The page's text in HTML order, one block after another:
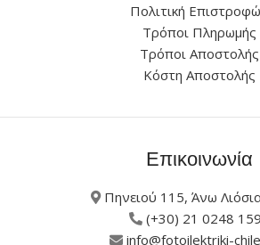
Πολιτική
Τρόποι Πληρωμής
Τρόποι Αποστολής
Κόστη Αποστολής
Επικοινωνία
Πηνειού 115, Άνω
(+30) 21 0248
info@fotoilektriki-